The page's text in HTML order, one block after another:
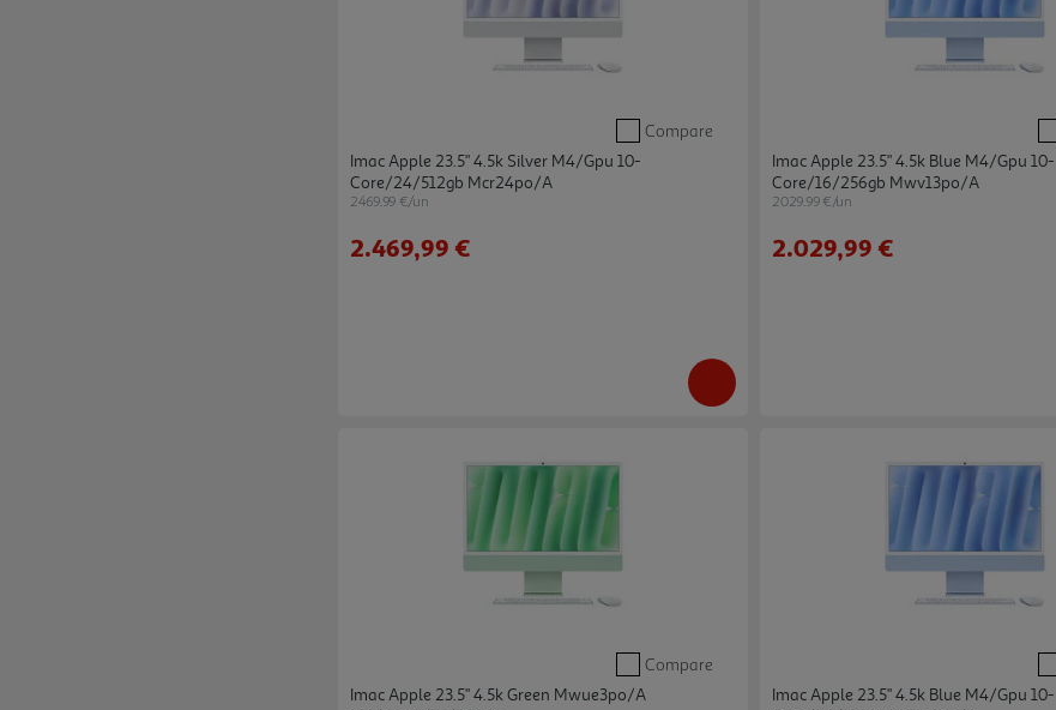
Compare
Imac Apple 23.5" 4.5k Silver M4/gpu 10-
Core/24/512gb Mcr24po/a
2469.99 €/un
2.469,99 €
Imac Apple 23.5" 4.5k Blue M4/gpu 10-
Core/16/256gb Mwv13po/a
2029.99 €/un
2.029,99 €
Compare
Imac Apple 23.5" 4.5k Green Mwue3po/a
Imac Apple 23.5" 4.5k Blue M4/gpu 10-